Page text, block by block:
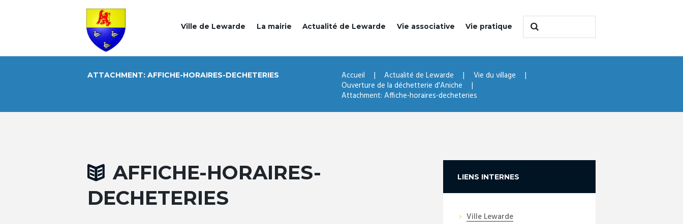
Ville de Lewarde La mairie Actualité de Lewarde Vie associative Vie pratique
ATTACHMENT: AFFICHE-HORAIRES-DECHETERIES Accueil Actualité de Lewarde
Vie du village
Ouverture de la déchetterie d'Aniche
Attachment: Affiche-horaires-decheteries
AFFICHE-HORAIRES-
DECHETERIES
LIENS INTERNES
Ville Lewarde